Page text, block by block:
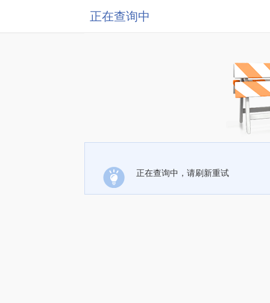
正在查询中
正在查询中，请刷新重试